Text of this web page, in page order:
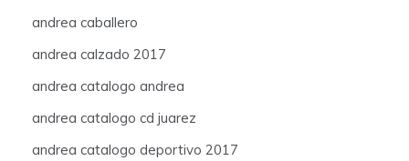
andrea caballero
andrea calzado 2017
andrea catalogo andrea
andrea catalogo cd juarez
andrea catalogo deportivo 2017